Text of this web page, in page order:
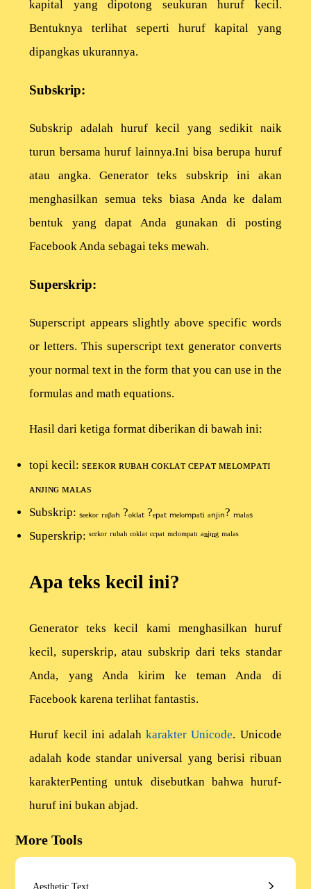
kapital yang dipotong seukuran huruf kecil.
Bentuknya terlihat seperti huruf kapital yang
dipangkas ukurannya.
Subskrip:
Subskrip adalah huruf kecil yang sedikit naik
turun bersama huruf lainnya.Ini bisa berupa huruf
atau angka. Generator teks subskrip ini akan
menghasilkan semua teks biasa Anda ke dalam
bentuk yang dapat Anda gunakan di posting
Facebook Anda sebagai teks mewah.
Superskrip:
Superscript appears slightly above specific words
or letters. This superscript text generator converts
your normal text in the form that you can use in the
formulas and math equations.
Hasil dari ketiga format diberikan di bawah ini:
topi kecil: sᴇᴇᴋᴏʀ ʀᴜʙᴀʜ ᴄᴏᴋʟᴀᴛ ᴄᴇᴘᴀᴛ ᴍᴇʟᴏᴍᴘᴀᴛɪ
ᴀɴᴊɪɴɢ ᴍᴀʟᴀs
Subskrip: ₛₑₑₖₒᵣ ᵣᵤᵦₐₕ ?ₒₖₗₐₜ ?ₑₚₐₜ ₘₑₗₒₘₚₐₜᵢ ₐₙⱼᵢₙ? ₘₐₗₐₛ
Superskrip: ˢᵉᵉᵏᵒʳ ʳᵘᵇᵃʰ ᶜᵒᵏˡᵃᵗ ᶜᵉᵖᵃᵗ ᵐᵉˡᵒᵐᵖᵃᵗᶦ ᵃⁿʲᶦⁿᵍ ᵐᵃˡᵃˢ
Apa teks kecil ini?
Generator teks kecil kami menghasilkan huruf
kecil, superskrip, atau subskrip dari teks standar
Anda, yang Anda kirim ke teman Anda di
Facebook karena terlihat fantastis.
Huruf kecil ini adalahkarakter Unicode. Unicode
adalah kode standar universal yang berisi ribuan
karakterPenting untuk disebutkan bahwa huruf-
huruf ini bukan abjad.
More Tools
Aesthetic Text